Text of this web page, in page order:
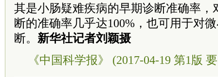
其是小肠疑难疾病的早期诊断准确率，
断的准确率几乎达100%，也可用于对
断。 新华社记者刘颖摄
《中国科学报》 (2017-04-19 第1版